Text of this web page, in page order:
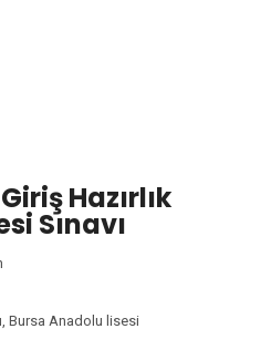
Hazırlık
Sınavı
Bursa Anadolu lisesi